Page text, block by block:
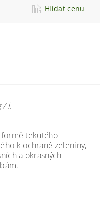
Hlídat cenu
/ l.
tekutého
k ochraně zeleniny,
a okrasných